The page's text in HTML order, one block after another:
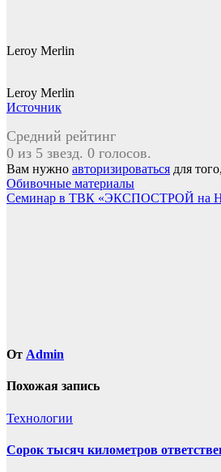
Leroy Merlin
Leroy Merlin
Источник
Средний рейтинг
0 из 5 звезд. 0 голосов.
Вам нужно авторизироваться для
Навигация
по
Обивочные материалы
Семинар в ТВК «ЭКСПОСТРОЙ на
От Admin
Похожая запись
Технологии
Сорок тысяч километров